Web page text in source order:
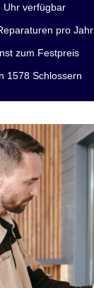
Uhr verfügbar
pro Jahr
zum Festpreis
1578 Schlossern